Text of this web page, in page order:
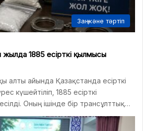
Заң және тәртіп
1885 есірткі қылмысы
алты айында Қазақстанда есірткі
күшейтіліп, 1885 есірткі
Оның ішінде бір трансұлттық…